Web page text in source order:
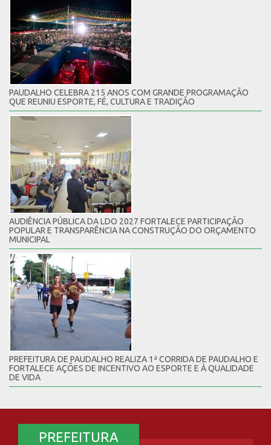
PAUDALHO CELEBRA 215 ANOS COM GRANDE PROGRAMAÇÃO
QUE REUNIU ESPORTE, FÉ, CULTURA E TRADIÇÃO
AUDIÊNCIA PÚBLICA DA LDO 2027 FORTALECE PARTICIPAÇÃO
POPULAR E TRANSPARÊNCIA NA CONSTRUÇÃO DO ORÇAMENTO
MUNICIPAL
PREFEITURA DE PAUDALHO REALIZA 1ª CORRIDA DE PAUDALHO E
FORTALECE AÇÕES DE INCENTIVO AO ESPORTE E À QUALIDADE
DE VIDA
PREFEITURA